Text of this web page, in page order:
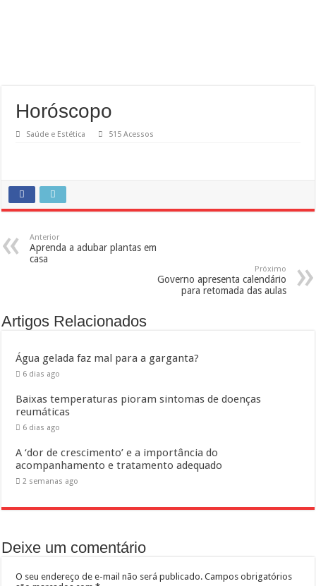
Horóscopo
Saúde e Estética 515 Acessos
Anterior
Aprenda a adubar plantas em
casa
Próximo
Governo apresenta calendário
para retomada das aulas
Artigos Relacionados
Água gelada faz mal para a garganta?
6 dias ago
Baixas temperaturas pioram sintomas de doenças
reumáticas
6 dias ago
A ‘dor de crescimento’ e a importância do
acompanhamento e tratamento adequado
2 semanas ago
Deixe um comentário
O seu endereço de e-mail não será publicado. Campos obrigatórios